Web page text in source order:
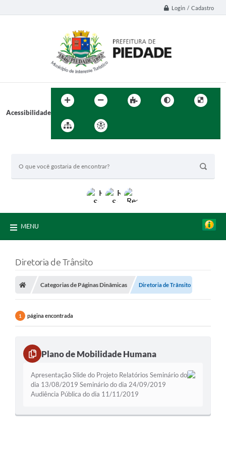
Login / Cadastro
Acessibilidade
MENU
Diretoria de Trânsito
Categorias de Páginas Dinâmicas Diretoria de Trânsito
1 página encontrada
Plano de Mobilidade Humana
Apresentação Slide do Projeto Relatórios Seminário do
dia 13/08/2019 Seminário do dia 24/09/2019
Audiência Pública do dia 11/11/2019